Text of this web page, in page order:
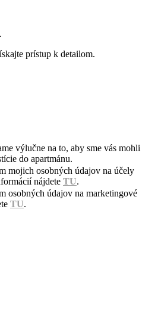
prístup k detailom.
výlučne na to, aby sme vás mohli
do apartmánu.
mojich osobných údajov na účely
nájdete TU.
osobných údajov na marketingové
TU.